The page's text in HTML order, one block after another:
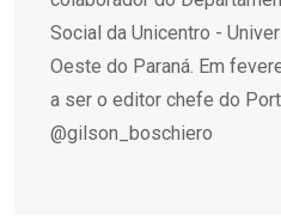
Social da Unicentro -
Oeste do Paraná. Em
a ser o editor chefe do
@gilson_boschiero